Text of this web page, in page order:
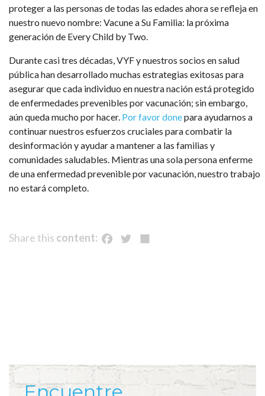
proteger a las personas de todas las edades ahora se refleja en
nuestro nuevo nombre: Vacune a Su Familia: la próxima
generación de Every Child by Two.
Durante casi tres décadas, VYF y nuestros socios en salud
pública han desarrollado muchas estrategias exitosas para
asegurar que cada individuo en nuestra nación está protegido
de enfermedades prevenibles por vacunación; sin embargo,
aún queda mucho por hacer. Por favor doneparaayudarnos a
continuar nuestros esfuerzos cruciales para combatir la
desinformación y ayudar a mantener a las familias y
comunidades saludables. Mientras una sola persona enferme
de una enfermedad prevenible por vacunación, nuestro trabajo
no estará completo.
Share this content: Facebook
Twitter